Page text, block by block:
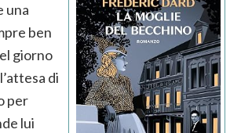
una
ben
giorno
di
per
lui